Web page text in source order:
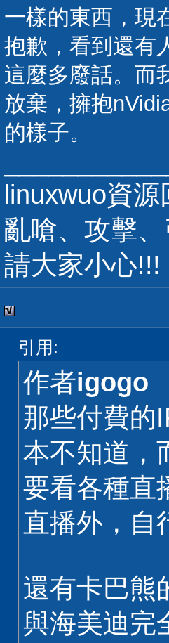
一樣的東西，現
抱歉，看到還有
這麼多廢話。而
放棄，擁抱
的樣子。
linuxwuo資
亂嗆、攻擊
請大家小心!!!
引用:
作者igogo
那些付費的
本不知道，
要看各種直
直播外，自
還有卡巴熊
與海美迪完